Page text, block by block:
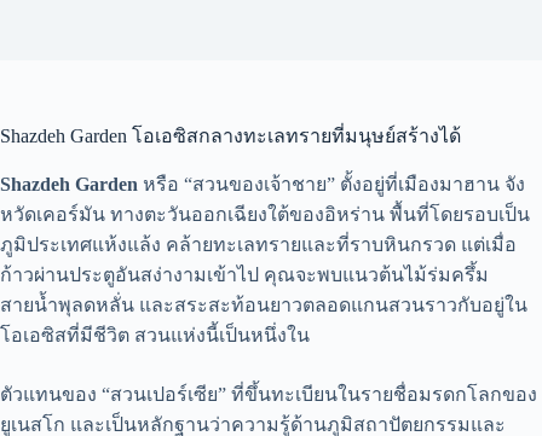
Shazdeh Garden โอเอซิสกลางทะเลทรายที่มนุษย์สร้างได้
Shazdeh Garden หรือ “สวนของเจ้าชาย” ตั้งอยู่ที่เมืองมาฮาน จัง
หวัดเคอร์มัน ทางตะวันออกเฉียงใต้ของอิหร่าน พื้นที่โดยรอบเป็น
ภูมิประเทศแห้งแล้ง คล้ายทะเลทรายและที่ราบหินกรวด แต่เมื่อ
ก้าวผ่านประตูอันสง่างามเข้าไป คุณจะพบแนวต้นไม้ร่มครึ้ม
สายน้ำพุลดหลั่น และสระสะท้อนยาวตลอดแกนสวนราวกับอยู่ใน
โอเอซิสที่มีชีวิต สวนแห่งนี้เป็นหนึ่งใน
ตัวแทนของ “สวนเปอร์เซีย” ที่ขึ้นทะเบียนในรายชื่อมรดกโลกของ
ยูเนสโก และเป็นหลักฐานว่าความรู้ด้านภูมิสถาปัตยกรรมและ